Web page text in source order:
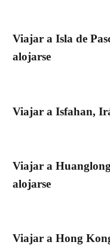
Viajar a Isla de
alojarse
Viajar a Isfahan,
Viajar a
alojarse
Viajar a Hong